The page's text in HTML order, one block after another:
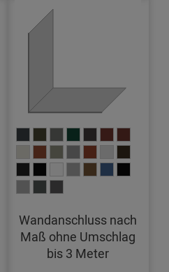
Wandanschluss nach
Maß ohne Umschlag
bis 3 Meter